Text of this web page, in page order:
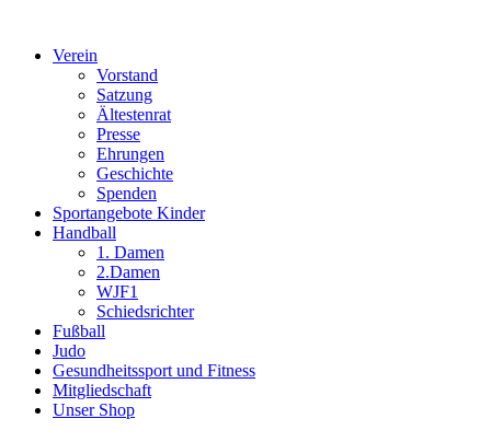
Verein
Vorstand
Satzung
Ältestenrat
Presse
Ehrungen
Geschichte
Spenden
Sportangebote Kinder
Handball
1. Damen
2.Damen
WJF1
Schiedsrichter
Fußball
Judo
Gesundheitssport und Fitness
Mitgliedschaft
Unser Shop